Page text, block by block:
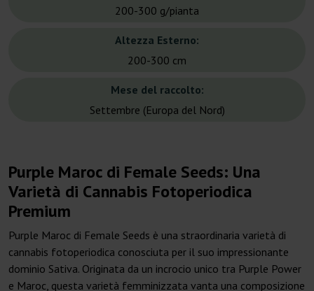
200-300 g/pianta
Altezza Esterno:
200-300 cm
Mese del raccolto:
Settembre (Europa del Nord)
Purple Maroc di Female Seeds: Una
Varietà di Cannabis Fotoperiodica
Premium
Purple Maroc di Female Seeds è una straordinaria varietà di
cannabis fotoperiodica conosciuta per il suo impressionante
dominio Sativa. Originata da un incrocio unico tra Purple Power
e Maroc, questa varietà femminizzata vanta una composizione